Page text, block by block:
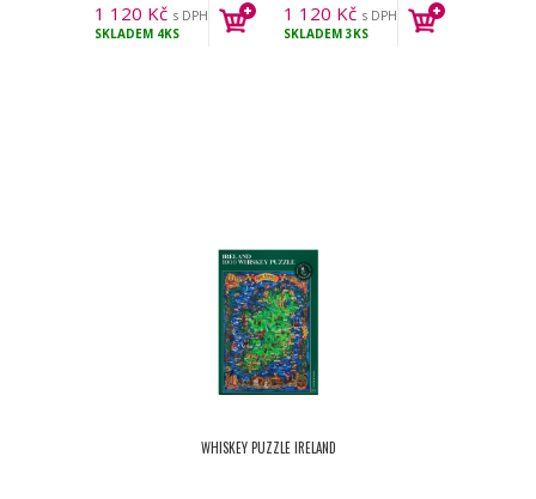
1 120 Kč s DPH
SKLADEM 4KS
1 120 Kč s DPH
SKLADEM3KS
WHISKEY PUZZLE IRELAND